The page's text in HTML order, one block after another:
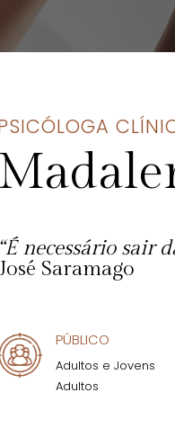
“É necessário sair
Saramago
PÚBLICO
Adultos e Jovens
Adultos